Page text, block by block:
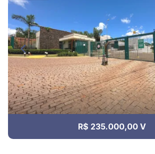
R$ 235.000,00 V